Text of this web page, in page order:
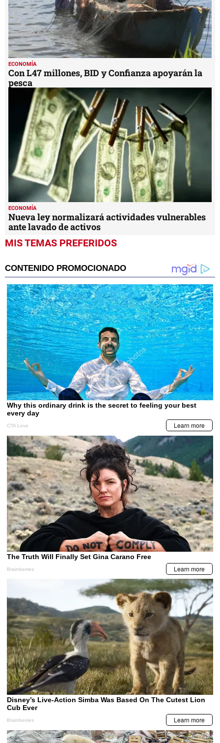
ECONOMÍA
Con L47 millones, BID y Confianza apoyarán la
pesca
ECONOMÍA
Nueva ley normalizará actividades vulnerables
ante lavado de activos
MIS TEMAS PREFERIDOS